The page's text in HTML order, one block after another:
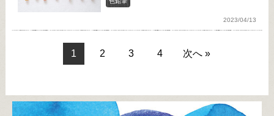
2023/04/13
1 2 3 4 次へ »